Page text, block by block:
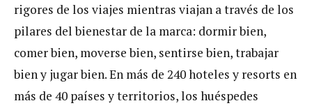
rigores de los viajes mientras viajan a través de los
pilares del bienestar de la marca: dormir bien,
comer bien, moverse bien, sentirse bien, trabajar
bien y jugar bien. En más de 240 hoteles y resorts en
más de 40 países y territorios, los huéspedes